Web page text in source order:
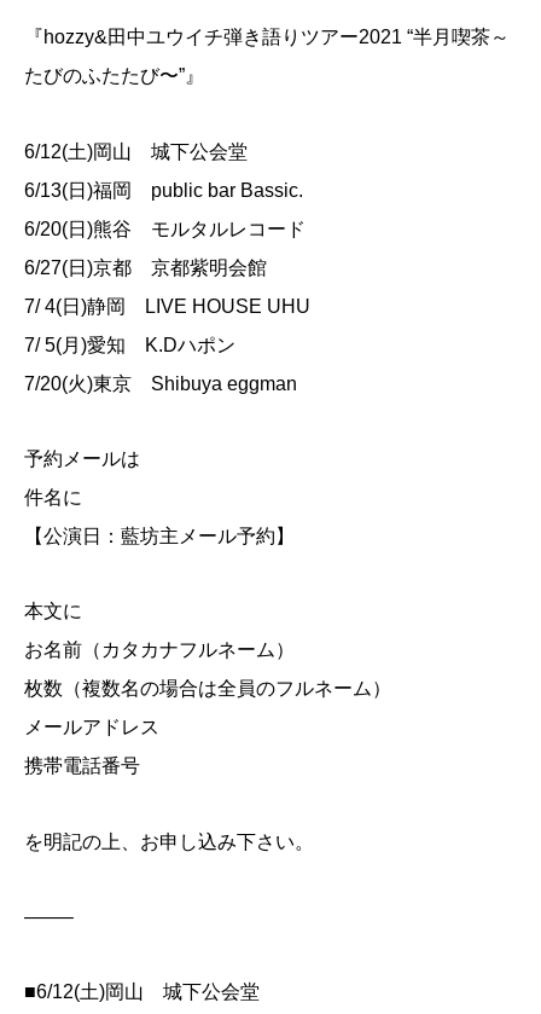
『hozzy&田中ユウイチ弾き語りツアー2021 “半月喫茶～
たびのふたたび〜”』
6/12(土)岡山 城下公会堂
6/13(日)福岡 public bar Bassic.
6/20(日)熊谷 モルタルレコード
6/27(日)京都 京都紫明会館
7/ 4(日)静岡 LIVE HOUSE UHU
7/ 5(月)愛知 K.Dハポン
7/20(火)東京 Shibuya eggman
予約メールは
件名に
【公演日：藍坊主メール予約】
本文に
お名前（カタカナフルネーム）
枚数（複数名の場合は全員のフルネーム）
メールアドレス
携帯電話番号
を明記の上、お申し込み下さい。
——–
■6/12(土)岡山 城下公会堂